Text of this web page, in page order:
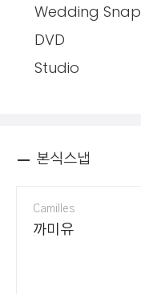
Wedding Snap
DVD
Studio
본식스냅
Camilles
까미유